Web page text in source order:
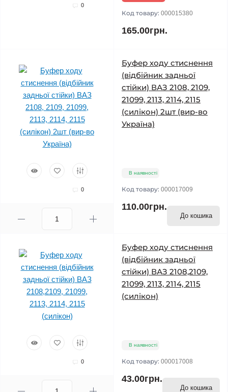
0
Код товару: 000015380
165.00грн.
0
Буфер ходу стиснення
(відбійник задньої
стійки) ВАЗ 2108, 2109,
21099, 2113, 2114, 2115
(силікон) 2шт (вир-во
Україна)
В наявності
Код товару: 000017009
110.00грн.
До кошика
0
Буфер ходу стиснення
(відбійник задньої
стійки) ВАЗ 2108,2109,
21099, 2113, 2114, 2115
(силікон)
В наявності
Код товару: 000017008
43.00грн.
До кошика